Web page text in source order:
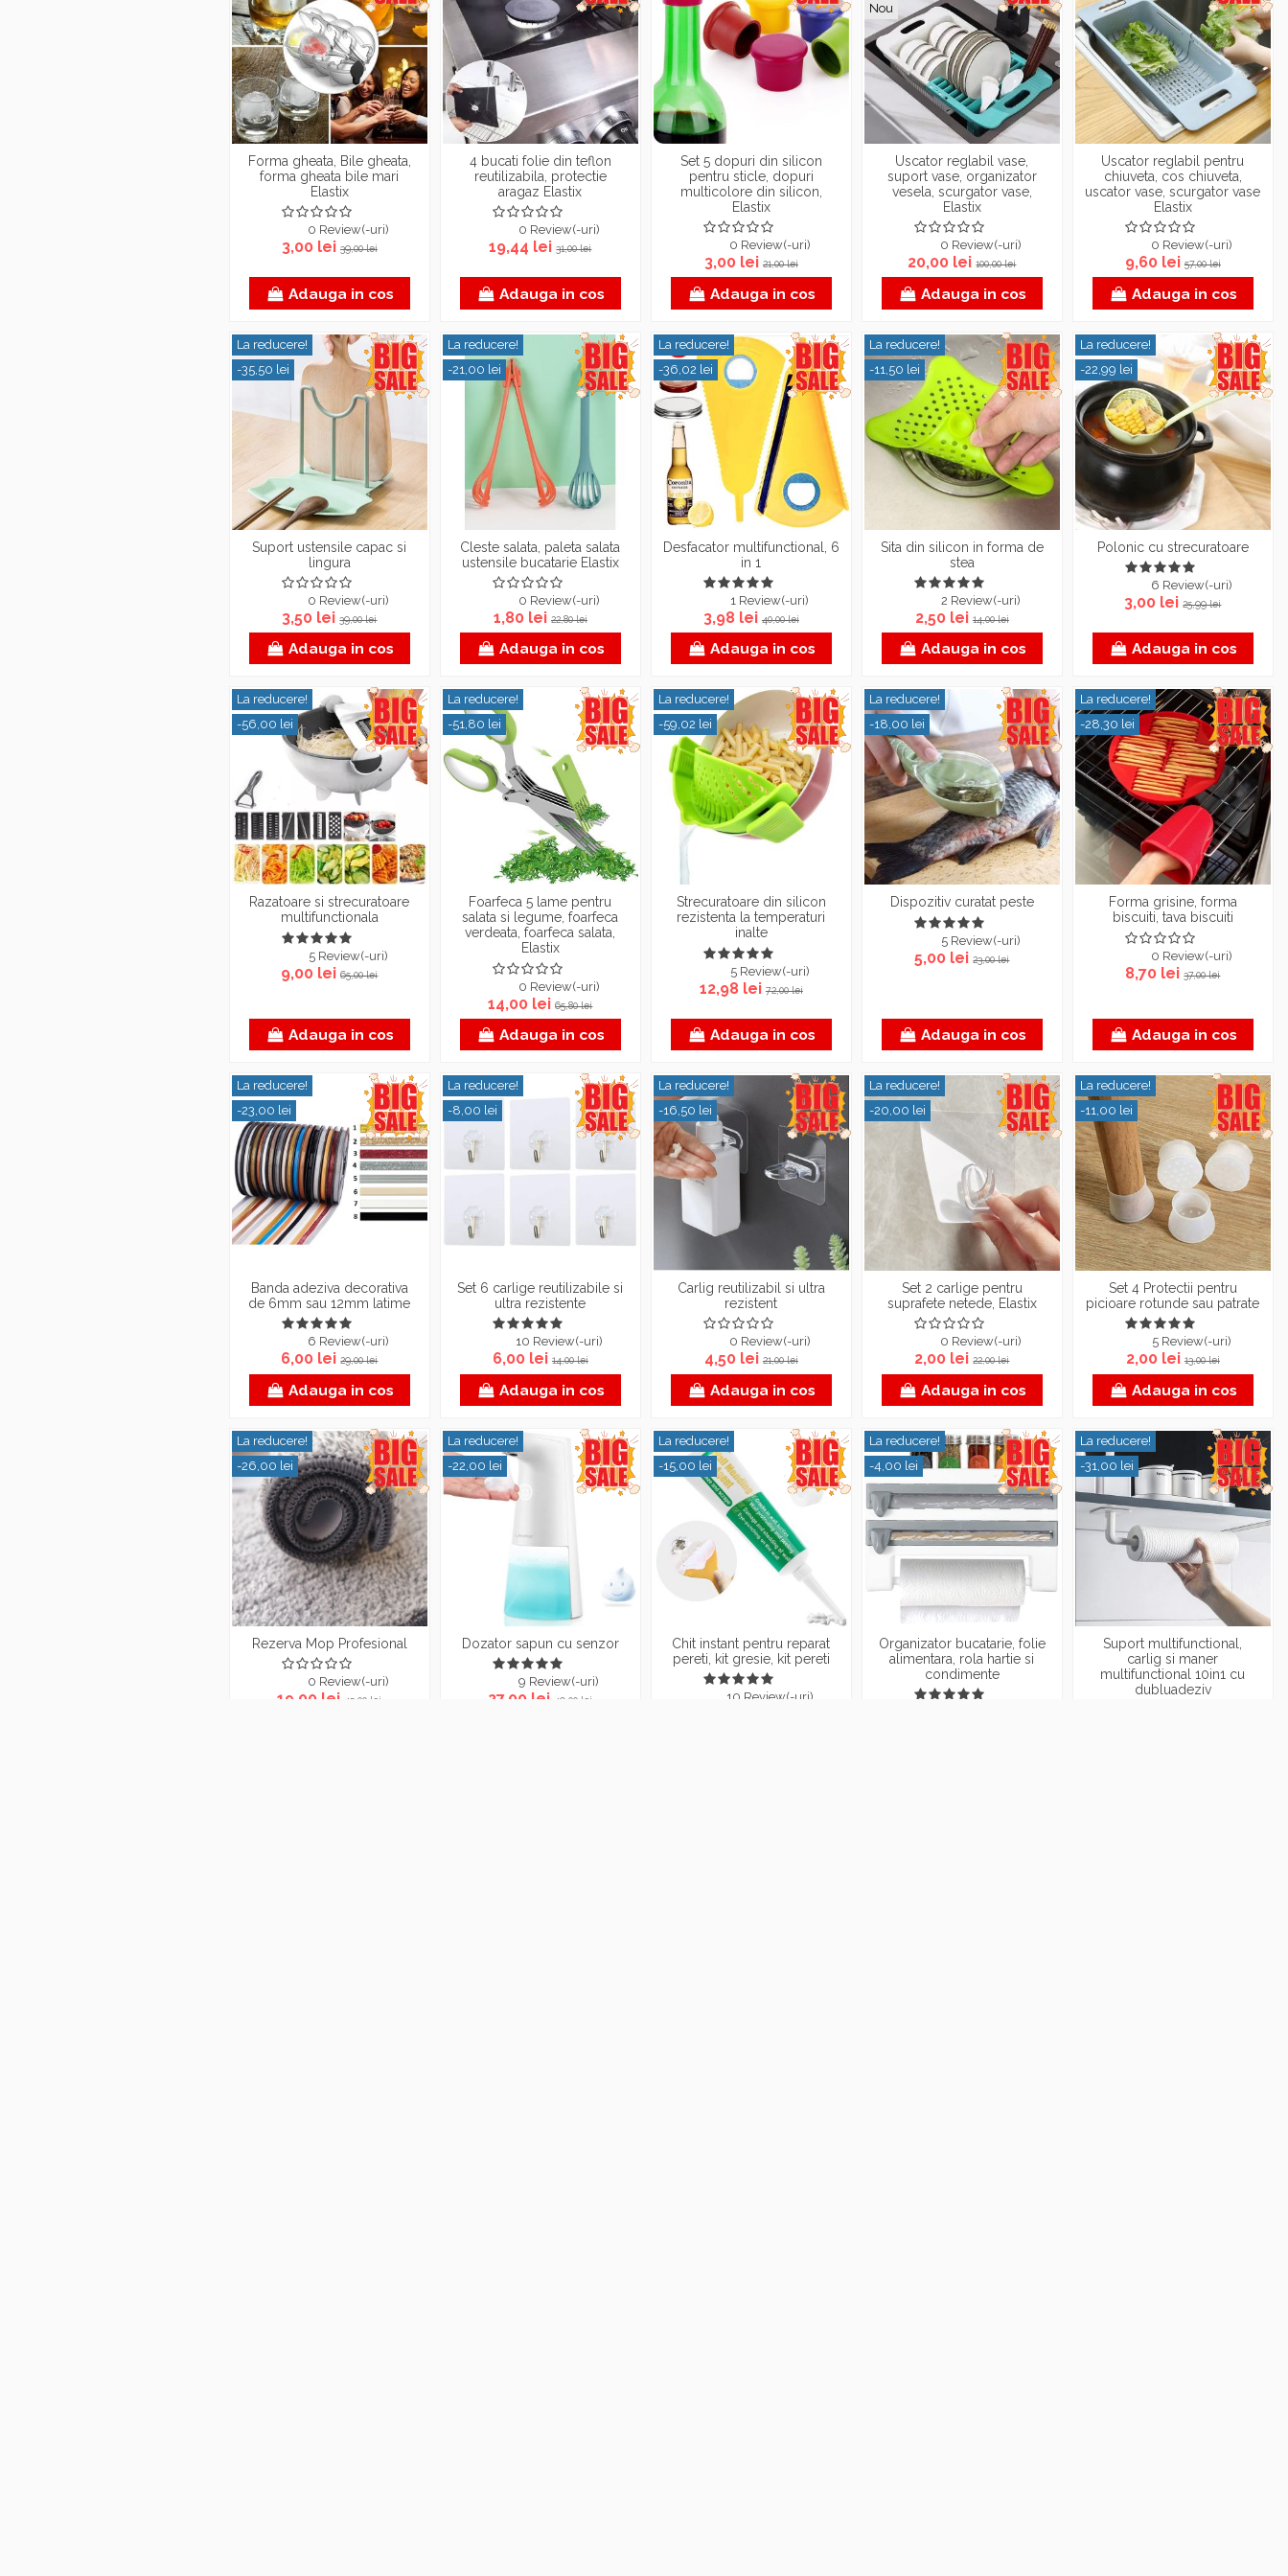
Forma gheata, Bile gheata,
forma gheata bile mari
Elastix
0 Review(-uri)
3,00 lei 39,00 lei
Adauga in cos
4 bucati folie din teflon
reutilizabila, protectie
aragaz Elastix
0 Review(-uri)
19,44 lei31,00 lei
Adauga in cos
Set 5 dopuri din silicon
pentru sticle, dopuri
multicolore din silicon,
Elastix
0 Review(-uri)
3,00 lei 21,00 lei
Adauga in cos
Nou
Uscator reglabil vase,
suport vase, organizator
vesela, scurgator vase,
Elastix
0 Review(-uri)
20,00 lei100,00 lei
Adauga in cos
Uscator reglabil pentru
chiuveta, cos chiuveta,
uscator vase, scurgator vase
Elastix
0 Review(-uri)
9,60 lei 57,00 lei
Adauga in cos
La reducere!
-35,50 lei
Suport ustensile capac si
lingura
0 Review(-uri)
3,50 lei39,00 lei
Adauga in cos
La reducere!
-21,00 lei
Cleste salata, paleta salata
ustensile bucatarie Elastix
0 Review(-uri)
1,80 lei 22,80 lei
Adauga in cos
La reducere!
-36,02 lei
Desfacator multifunctional, 6
in 1
1 Review(-uri)
3,98 lei 40,00 lei
Adauga in cos
La reducere!
-11,50 lei
Sita din silicon in forma de
stea
2 Review(-uri)
2,50 lei 14,00 lei
Adauga in cos
La reducere!
-22,99 lei
Polonic cu strecuratoare
6 Review(-uri)
3,00 lei25,99 lei
Adauga in cos
La reducere!
-56,00 lei
Razatoare si strecuratoare
multifunctionala
5 Review(-uri)
9,00 lei65,00 lei
Adauga in cos
La reducere!
-51,80 lei
Foarfeca 5 lame pentru
salata si legume, foarfeca
verdeata, foarfeca salata,
Elastix
0 Review(-uri)
14,00 lei65,80 lei
Adauga in cos
La reducere!
-59,02 lei
Strecuratoare din silicon
rezistenta la temperaturi
inalte
5 Review(-uri)
12,98 lei 72,00 lei
Adauga in cos
La reducere!
-18,00 lei
Dispozitiv curatat peste
5 Review(-uri)
5,00 lei23,00 lei
Adauga in cos
La reducere!
-28,30 lei
Forma grisine, forma
biscuiti, tava biscuiti
0 Review(-uri)
8,70 lei37,00 lei
Adauga in cos
La reducere!
-23,00 lei
Banda adeziva decorativa
de 6mm sau 12mm latime
6 Review(-uri)
6,00 lei29,00 lei
Adauga in cos
La reducere!
-8,00 lei
Set 6 carlige reutilizabile si
ultra rezistente
10 Review(-uri)
6,00 lei 14,00 lei
Adauga in cos
La reducere!
-16,50 lei
Carlig reutilizabil si ultra
rezistent
0 Review(-uri)
4,50 lei 21,00 lei
Adauga in cos
La reducere!
-20,00 lei
Set 2 carlige pentru
suprafete netede, Elastix
0 Review(-uri)
2,00 lei22,00 lei
Adauga in cos
La reducere!
-11,00 lei
Set 4 Protectii pentru
picioare rotunde sau patrate
5 Review(-uri)
2,00 lei 13,00 lei
Adauga in cos
La reducere!
-26,00 lei
Rezerva Mop Profesional
0 Review(-uri)
19,00 lei 45,00 lei
La reducere!
-22,00 lei
Dozator sapun cu senzor
9 Review(-uri)
27,00 lei 49,00 lei
La reducere!
-15,00 lei
Chit instant pentru reparat
pereti, kit gresie, kit pereti
10 Review(-uri)
La reducere!
-4,00 lei
Organizator bucatarie, folie
alimentara, rola hartie si
condimente
La reducere!
-31,00 lei
Suport multifunctional,
carlig si maner
multifunctional 10in1 cu
dubluadeziv